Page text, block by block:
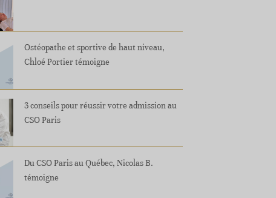
Ostéopathe et sportive de haut niveau,
Chloé Portier témoigne
3 conseils pour réussir votre admission au
CSO Paris
Du CSO Paris au Québec, Nicolas B.
témoigne